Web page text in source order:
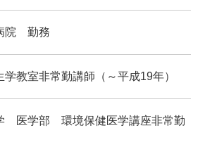
院 勤務
教室非常勤講師（～平成19年）
医学部 環境保健医学講座非常勤